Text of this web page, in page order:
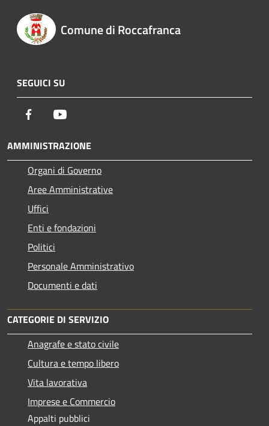
Comune di Roccafranca
SEGUICI SU
Facebook
AMMINISTRAZIONE
Organi di Governo
Aree Amministrative
Uffici
Enti e fondazioni
Politici
Personale Amministrativo
Documenti e dati
CATEGORIE DI SERVIZIO
Anagrafe e stato civile
Cultura e tempo libero
Vita lavorativa
Imprese e Commercio
Appalti pubblici